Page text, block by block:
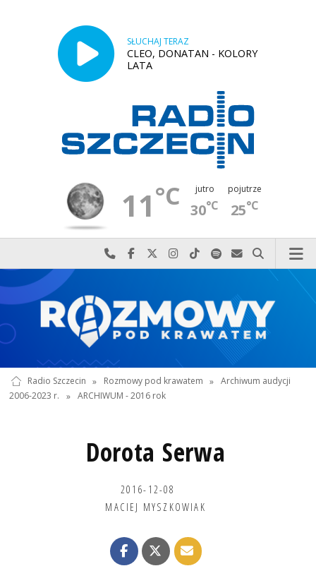
SŁUCHAJ TERAZ
CLEO, DONATAN - KOLORY
LATA
11°C jutro
30°C
pojutrze
25°C
Najlepiej po prostu do nas zadzwoń
Odwiedź nas na Facebook-u
Odwiedź nas na X
Odwiedź nas na Instagram-ie
Odwiedź nas na TikTok-u
Szukaj nas na Spotify
Wyślij do nas
Szukaj
Radio Szczecin » Rozmowy pod krawatem » Archiwum audycji
2006-2023 r.
» ARCHIWUM - 2016 rok
Dorota Serwa
2016-12-08
MACIEJ MYSZKOWIAK